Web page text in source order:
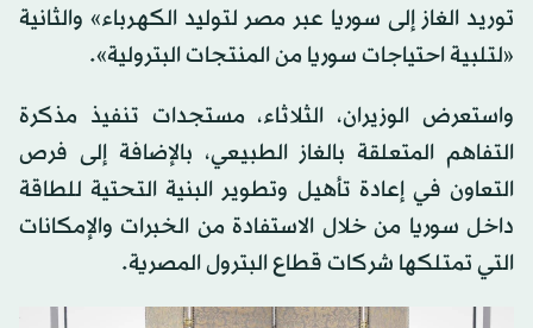
توريد الغاز إلى سوريا عبر مصر لتوليد الكهرباء» والثانية
«لتلبية احتياجات سوريا من المنتجات البترولية».
واستعرض الوزيران، الثلاثاء، مستجدات تنفيذ مذكرة
التفاهم المتعلقة بالغاز الطبيعي، بالإضافة إلى فرص
التعاون في إعادة تأهيل وتطوير البنية التحتية للطاقة
داخل سوريا من خلال الاستفادة من الخبرات والإمكانات
التي تمتلكها شركات قطاع البترول المصرية.